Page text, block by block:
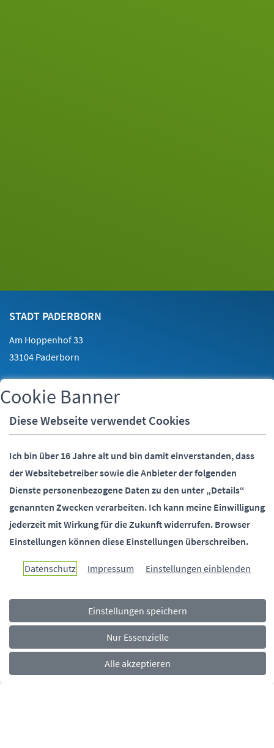
STADT PADERBORN
Am Hoppenhof 33
33104 Paderborn
Telefon:05251 88-0
Paderborn überzeugt.
Rechtliches
Navigationsmenü Impressum Datenschutz Barrierefreiheit
Cookie Banner
Diese Webseite verwendet Cookies
Ich bin über 16 Jahre alt und bin damit einverstanden, dass
der Websitebetreiber sowie die Anbieter der folgenden
Dienste personenbezogene Daten zu den unter „Details“
genannten Zwecken verarbeiten. Ich kann meine Einwilligung
jederzeit mit Wirkung für die Zukunft widerrufen. Browser
Einstellungen können diese Einstellungen überschreiben.
Datenschutz Impressum Einstellungen einblenden
Einstellungen speichern
Nur Essenzielle
Alle akzeptieren